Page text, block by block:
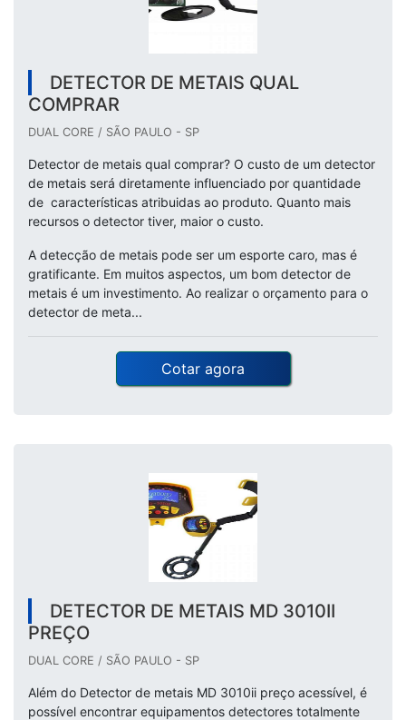
DETECTOR DE METAIS QUAL
COMPRAR
DUAL CORE / SÃO PAULO - SP
Detector de metais qual comprar? O custo de um detector
de metais será diretamente influenciado por quantidade
de características atribuidas ao produto. Quanto mais
recursos o detector tiver, maior o custo.
A detecção de metais pode ser um esporte caro, mas é
gratificante. Em muitos aspectos, um bom detector de
metais é um investimento. Ao realizar o orçamento para o
detector de meta...
Cotar agora
DETECTOR DE METAIS MD 3010II
PREÇO
DUAL CORE / SÃO PAULO - SP
Além do Detector de metais MD 3010ii preço acessível, é
possível encontrar equipamentos detectores totalmente